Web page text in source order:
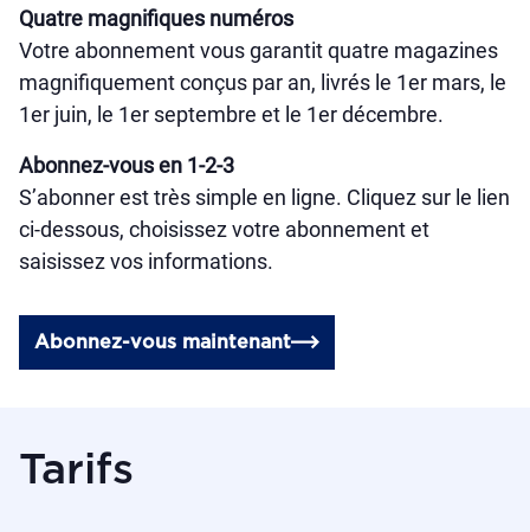
Quatre magnifiques numéros
Votre abonnement vous garantit quatre magazines
magnifiquement conçus par an, livrés le 1er mars, le
1er juin, le 1er septembre et le 1er décembre.
Abonnez-vous en 1-2-3
S’abonner est très simple en ligne. Cliquez sur le lien
ci-dessous, choisissez votre abonnement et
saisissez vos informations.
Abonnez-vous maintenant
Tarifs